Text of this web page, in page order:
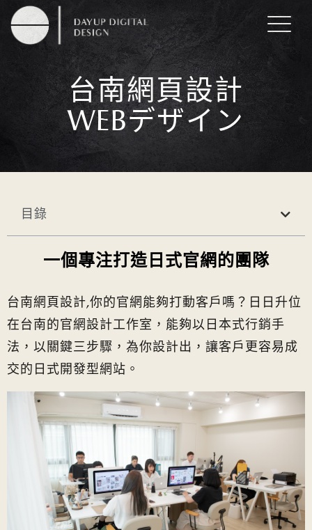
台南網頁設計
WEBデザイン
目錄
一個專注打造日式官網的團隊
台南網頁設計,你的官網能夠打動客戶嗎？日日升位
在台南的官網設計工作室，能夠以日本式行銷手
法，以關鍵三步驟，為你設計出，讓客戶更容易成
交的日式開發型網站。